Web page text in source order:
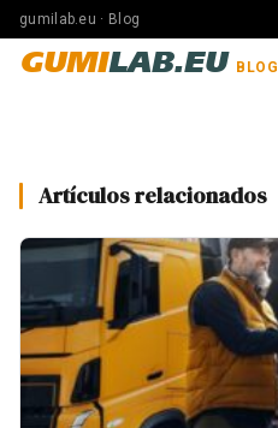
gumilab.eu · Blog
GUMILAB.EU BLOG
Artículos relacionados